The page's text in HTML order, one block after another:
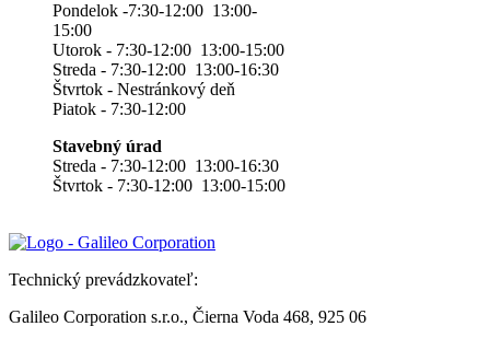
Pondelok -7:30-12:00 13:00-
15:00
Utorok - 7:30-12:00 13:00-15:00
Streda - 7:30-12:00 13:00-16:30
Štvrtok - Nestránkový deň
Piatok - 7:30-12:00
Stavebný úrad
Streda - 7:30-12:00 13:00-16:30
Štvrtok - 7:30-12:00 13:00-15:00
Technický prevádzkovateľ:
Galileo Corporation s.r.o., Čierna Voda 468, 925 06